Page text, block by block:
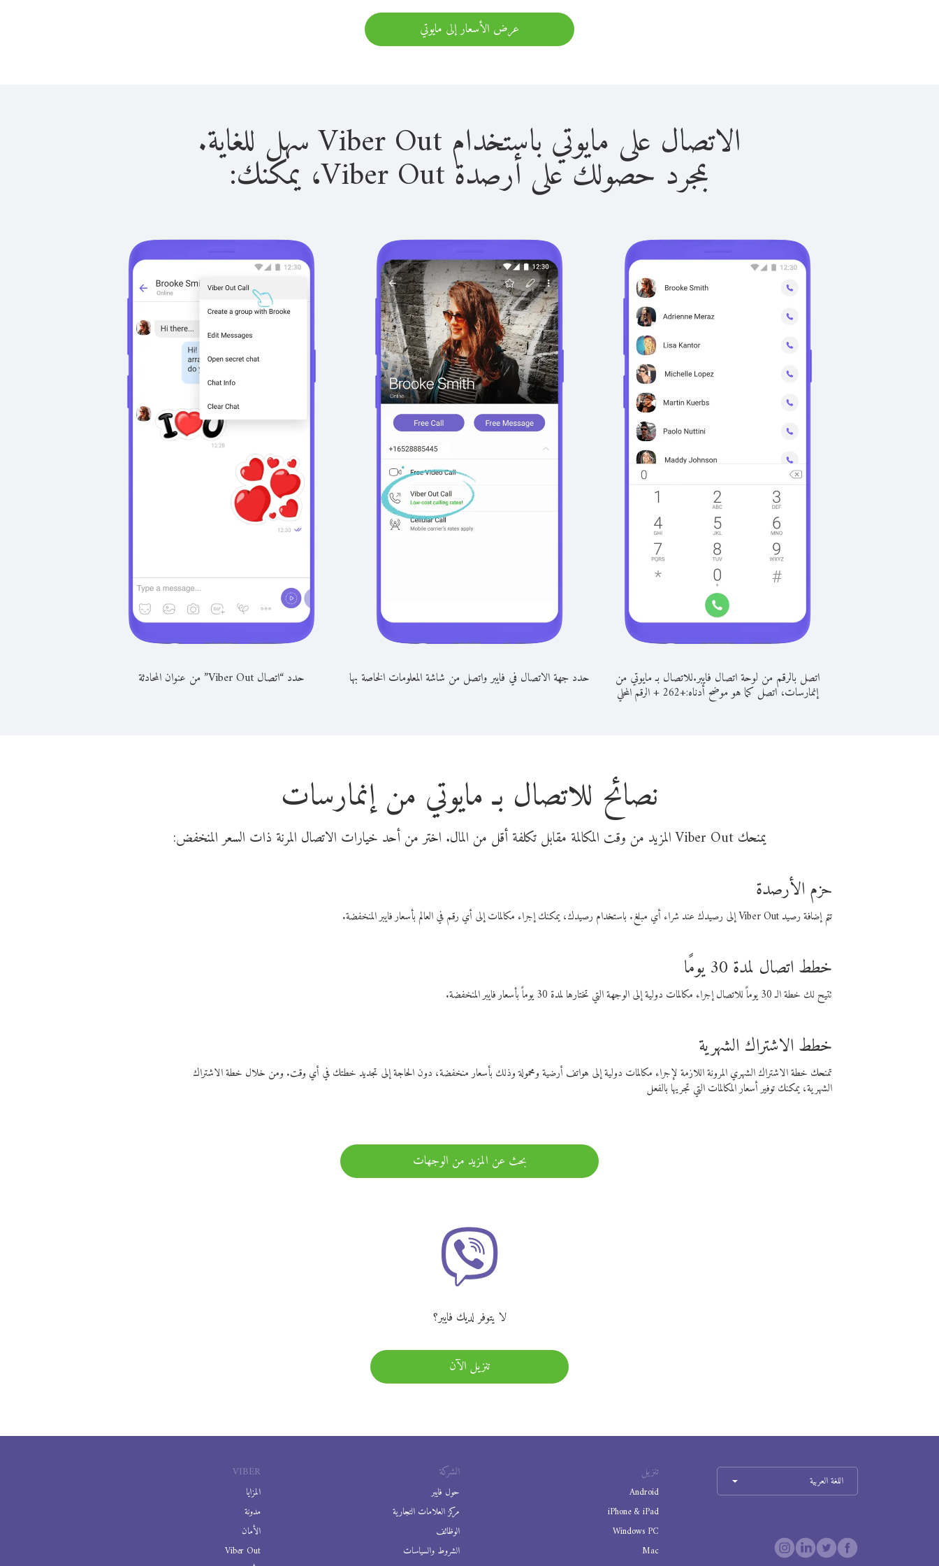
عرض الأسعار إلى مايوتي
الاتصال على مايوتي باستخدام Viber Out سهل للغاية.
بمجرد حصولك على أرصدة Viber Out، يمكنك:
اتصل بالرقم من لوحة اتصال فايبر.للاتصال بـ مايوتي من
إنمارسات، اتصل كما هو موضح أدناه:+
262
+الرقم المحلي
حدد جهة الاتصال في فايبر واتصل من شاشة المعلومات الخاصة بها حدد “اتصال Viber Out” من عنوان المحادثة
نصائح للاتصال بـ مايوتي من إنمارسات
يمنحك Viber Out المزيد من وقت المكالمة مقابل تكلفة أقل من المال. اختر من أحد خيارات الاتصال المرنة ذات السعر المنخفض:
حزم الأرصدة
تتم إضافة رصيد Viber Out إلى رصيدك عند شراء أي مبلغ. باستخدام رصيدك، يمكنك إجراء مكالمات إلى أي رقم في العالم بأسعار فايبر المنخفضة.
خطط اتصال لمدة 30 يومًا
تتيح لك خطة الـ 30 يوماً للاتصال إجراء مكالمات دولية إلى الوجهة التي تختارها لمدة 30 يوماً بأسعار فايبر المنخفضة.
خطط الاشتراك الشهرية
تمنحك خطة الاشتراك الشهري المرونة اللازمة لإجراء مكالمات دولية إلى هواتف أرضية ومحمولة وذلك بأسعار منخفضة، دون الحاجة إلى تجديد خطتك في أي وقت. ومن خلال خطة الاشتراك
الشهرية، يمكنك توفير أسعار المكالمات التي تجريها بالفعل
بحث عن المزيد من الوجهات
لا يتوفر لديك فايبر؟
تنزيل الآن
VIBER
المزايا
مدونة
الأمان
Viber Out
الشركة
حول فايبر
مركز العلامات التجارية
الوظائف
الشروط والسياسات
تنزيل
Android
iPhone & iPad
Windows PC
Mac
اللغة العربية